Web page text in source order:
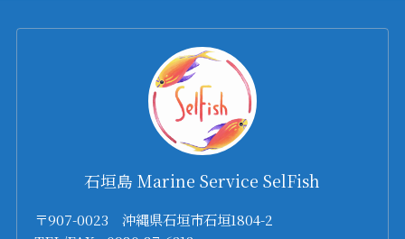
石垣島 Marine Service SelFish
〒907-0023 沖縄県石垣市石垣1804-2